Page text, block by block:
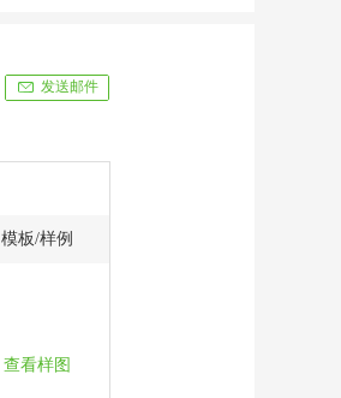
发送邮件
模板/样例
查看样图